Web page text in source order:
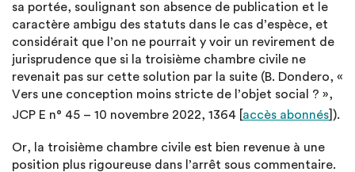
sa portée, soulignant son absence de publication et le
caractère ambigu des statuts dans le cas d’espèce, et
considérait que l’on ne pourrait y voir un revirement de
jurisprudence que si la troisième chambre civile ne
revenait pas sur cette solution par la suite (B. Dondero, «
Vers une conception moins stricte de l’objet social ? »,
JCP E n° 45 – 10 novembre 2022, 1364 [ accès abonnés ]).
Or, la troisième chambre civile est bien revenue à une
position plus rigoureuse dans l’arrêt sous commentaire.